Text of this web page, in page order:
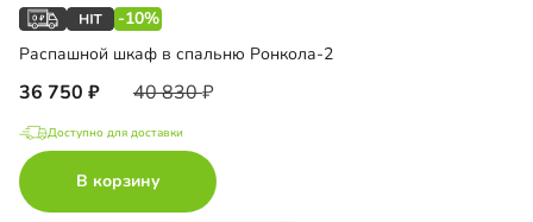
-10%
Распашной шкаф в спальню Ронкола-2
36 750 40 830
Доступно для доставки
В корзину